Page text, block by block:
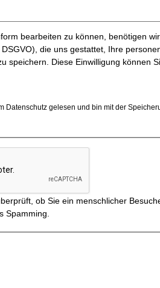
bearbeiten zu können, benötigen
die uns gestattet, Ihre
speichern. Diese Einwilligung können
Datenschutz gelesen und bin mit der
ob Sie ein menschlicher
Spamming.